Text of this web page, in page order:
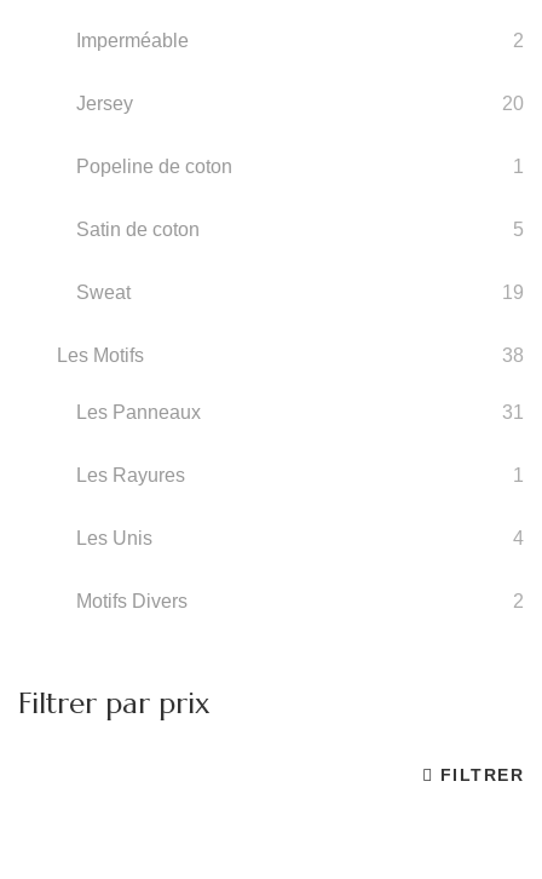
Imperméable 2
Jersey 20
Popeline de coton 1
Satin de coton 5
Sweat 19
Les Motifs 38
Les Panneaux 31
Les Rayures 1
Les Unis 4
Motifs Divers 2
Filtrer par prix
FILTRER